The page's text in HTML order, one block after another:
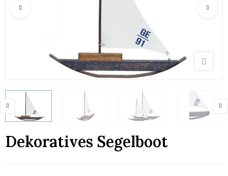
Dekoratives Segelboot